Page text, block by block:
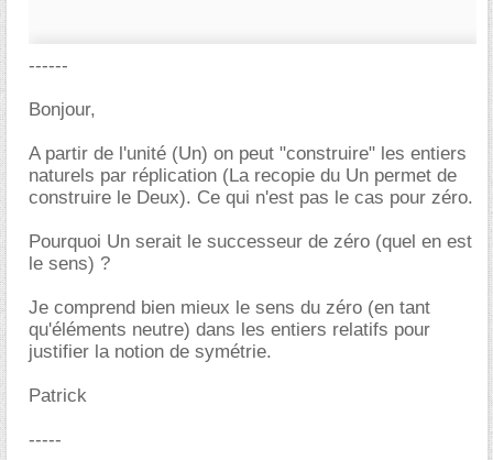
------
Bonjour,
A partir de l'unité (Un) on peut "construire" les entiers
naturels par réplication (La recopie du Un permet de
construire le Deux). Ce qui n'est pas le cas pour zéro.
Pourquoi Un serait le successeur de zéro (quel en est
le sens) ?
Je comprend bien mieux le sens du zéro (en tant
qu'éléments neutre) dans les entiers relatifs pour
justifier la notion de symétrie.
Patrick
-----